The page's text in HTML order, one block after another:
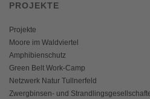
PROJEKTE
Projekte
Moore im Waldviertel
Amphibienschutz
Green Belt Work-Camp
Netzwerk Natur Tullnerfeld
Zwergbinsen- und